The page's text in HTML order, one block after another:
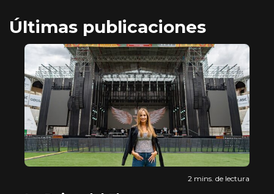
Últimas publicaciones
2 mins. de lectura